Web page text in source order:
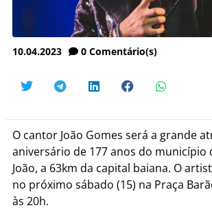
10.04.2023 0 Comentário(s)
O cantor João Gomes será a grande
aniversário de 177 anos do município
João, a 63km da capital baiana. O
no próximo sábado (15) na Praça
às 20h.